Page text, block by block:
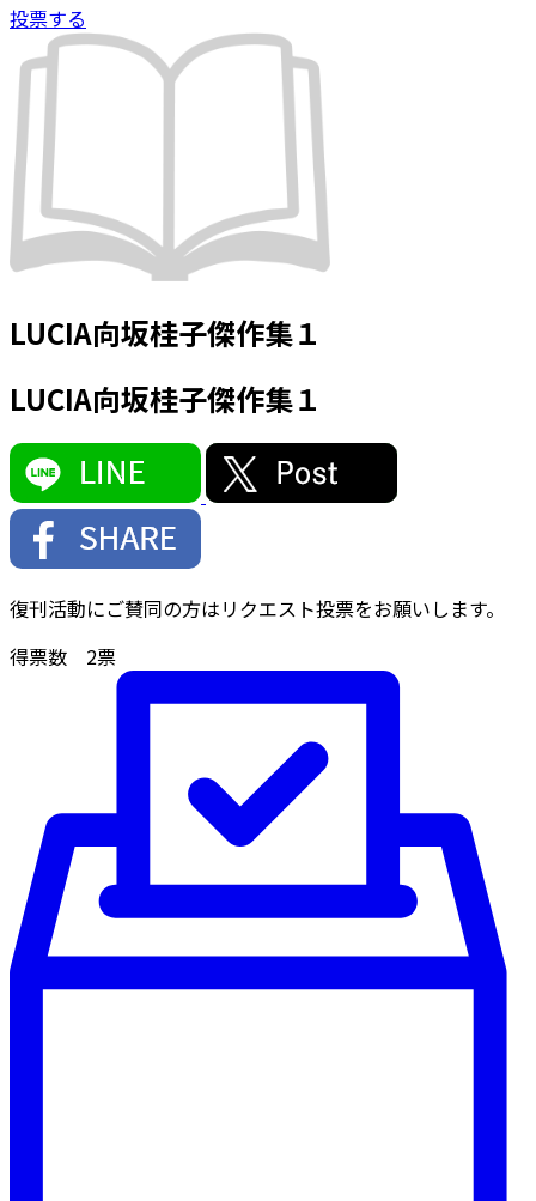
投票する
LUCIA向坂桂子傑作集１
LUCIA向坂桂子傑作集１
復刊活動にご賛同の方はリクエスト投票をお願いします。
得票数 2票